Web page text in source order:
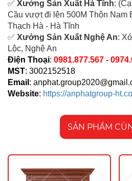
✅ Xưởng Sản Xuất Hà Tĩnh:
Cầu vượt đi lên 500M Thôn Nam
Thạch Hà - Hà Tĩnh
✅ Xưởng Sản Xuất Nghệ An:
Lộc, Nghệ An
Điện Thoại: 0981.877.567 -
MST: 3002152518
Email :
Website: https://anphatgroup-
SẢN PHẨM